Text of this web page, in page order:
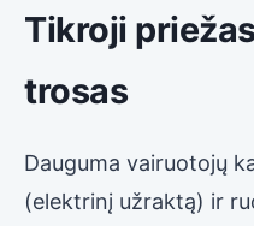
Tikroji
trosas
Dauguma vairuotojų
(elektrinį užraktą) ir